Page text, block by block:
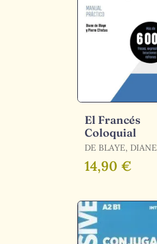
El Francés
Coloquial
DE BLAYE, DIANE /
EFRATAS, PIERRE
14,90 €